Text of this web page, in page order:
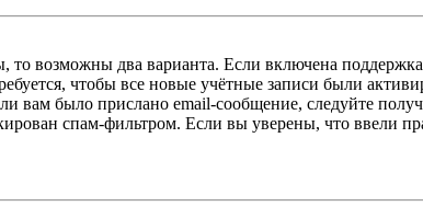
то возможны два варианта. Если включена
чтобы все новые учётные записи были
вам было прислано email-сообщение, следуйте
спам-фильтром. Если вы уверены, что ввели